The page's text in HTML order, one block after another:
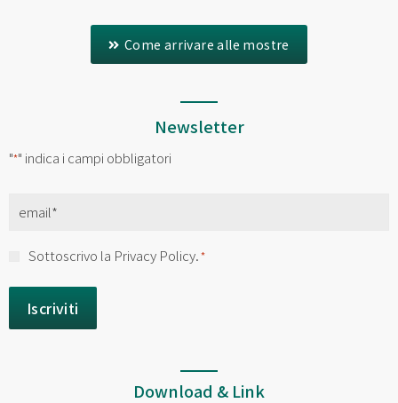
Come arrivare alle mostre
Newsletter
"*" indica i campi obbligatori
Email
Consenso
Sottoscrivo la Privacy Policy.*
Download & Link